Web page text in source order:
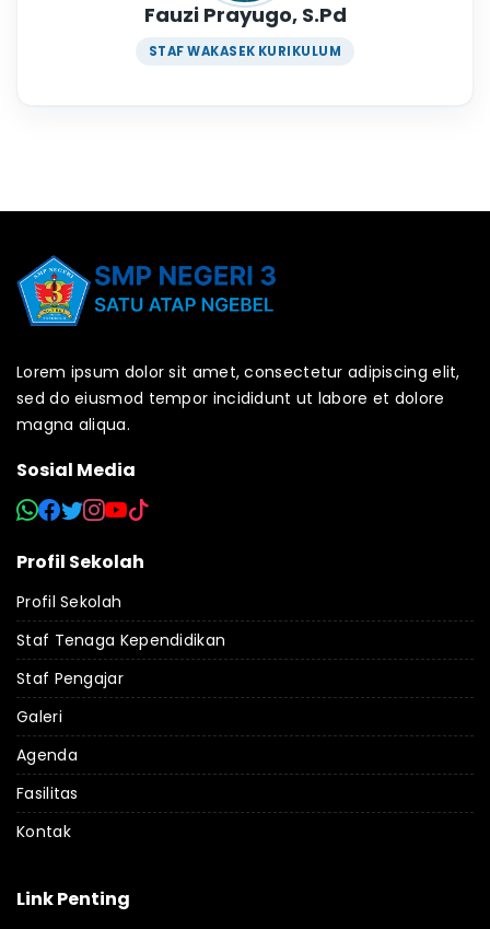
Fauzi Prayugo, S.Pd
STAF WAKASEK KURIKULUM
Lorem ipsum dolor sit amet, consectetur adipiscing elit,
sed do eiusmod tempor incididunt ut labore et dolore
magna aliqua.
Sosial Media
Profil Sekolah
Profil Sekolah
Staf Tenaga Kependidikan
Staf Pengajar
Galeri
Agenda
Fasilitas
Kontak
Link Penting